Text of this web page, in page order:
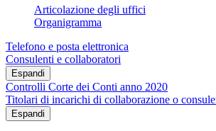
Articolazione degli uffici
Organigramma
Telefono e posta elettronica
Consulenti e collaboratori
Espandi
Controlli Corte dei Conti anno 2020
Titolari di incarichi di collaborazione o
Espandi